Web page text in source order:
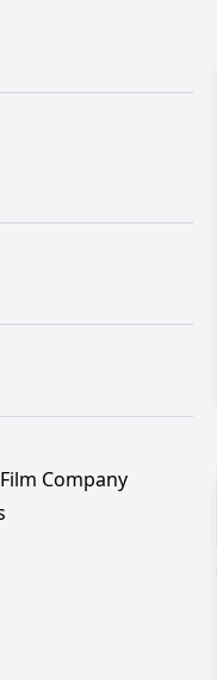
Company